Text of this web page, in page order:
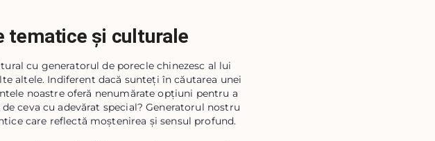
tematice și culturale
cu generatorul de porecle chinezesc al lui
altele. Indiferent dacă sunteți în căutarea unei
noastre oferă nenumărate opțiuni pentru a
ceva cu adevărat special? Generatorul nostru
care reflectă moștenirea și sensul profund.